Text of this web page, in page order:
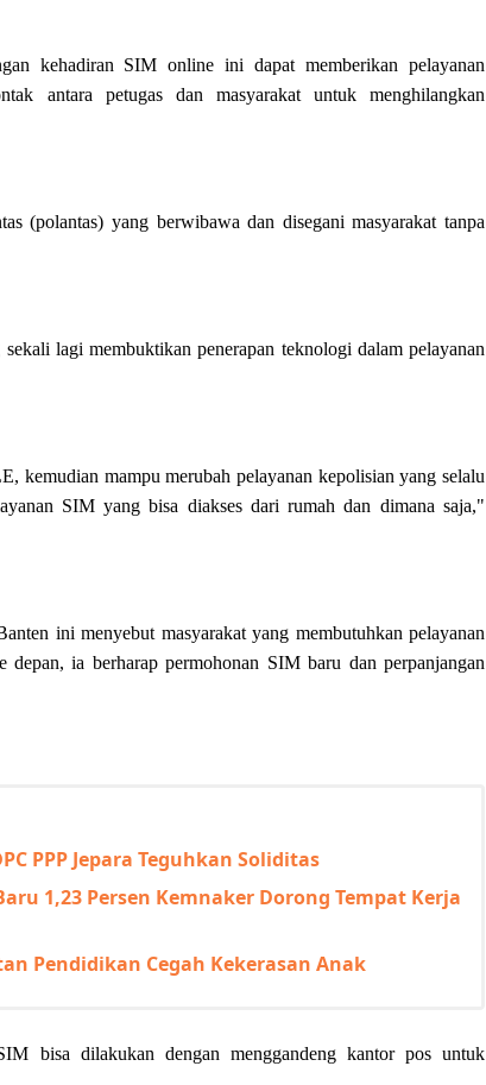
kehadiran SIM online ini dapat memberikan pelayanan
antara petugas dan masyarakat untuk menghilangkan
(polantas) yang berwibawa dan disegani masyarakat tanpa
lagi membuktikan penerapan teknologi dalam pelayanan
kemudian mampu merubah pelayanan kepolisian yang selalu
SIM yang bisa diakses dari rumah dan dimana saja,"
ini menyebut masyarakat yang membutuhkan pelayanan
ia berharap permohonan SIM baru dan perpanjangan
PPP Jepara Teguhkan Soliditas
1,23 Persen Kemnaker Dorong Tempat Kerja
Pendidikan Cegah Kekerasan Anak
bisa dilakukan dengan menggandeng kantor pos untuk